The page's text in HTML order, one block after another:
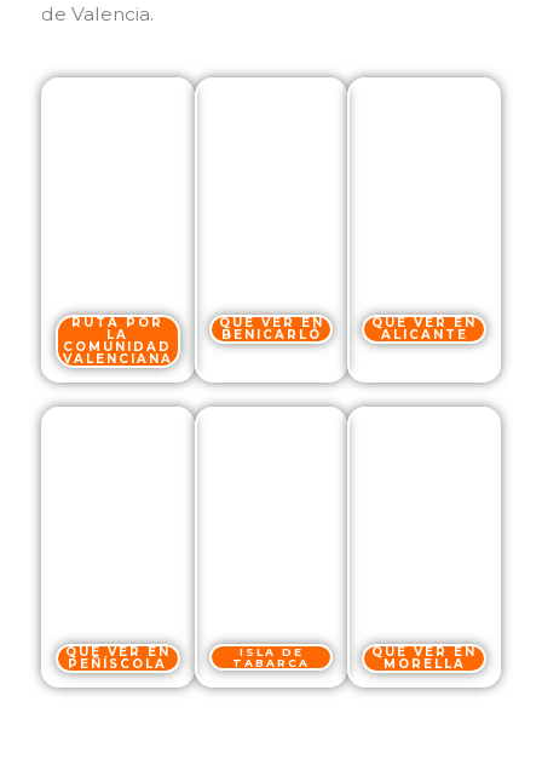
de Valencia.
RUTA POR
LA
COMUNIDAD
VALENCIANA
QUÉ VER EN
BENICARLÓ
QUÉ VER EN
ALICANTE
QUÉ VER EN
PEÑÍSCOLA
ISLA DE
TABARCA
QUÉ VER EN
MORELLA